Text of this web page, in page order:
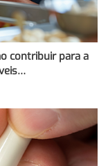
contribuir para a